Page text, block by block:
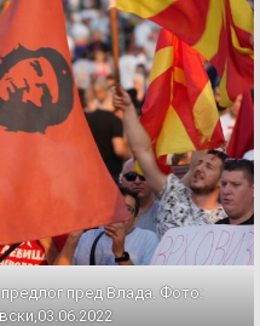
пред Влада. Фото: